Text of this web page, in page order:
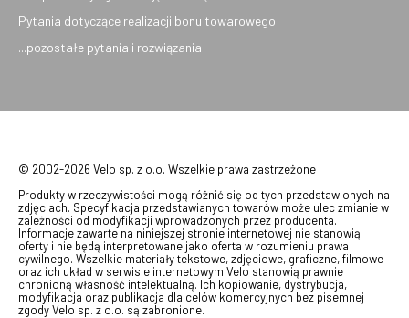
Pytania dotyczące realizacji bonu towarowego
...pozostałe pytania i rozwiązania
© 2002-2026 Velo sp. z o.o. Wszelkie prawa zastrzeżone
Produkty w rzeczywistości mogą różnić się od tych przedstawionych na
zdjęciach. Specyfikacja przedstawianych towarów może ulec zmianie w
zależności od modyfikacji wprowadzonych przez producenta.
Informacje zawarte na niniejszej stronie internetowej nie stanowią
oferty i nie będą interpretowane jako oferta w rozumieniu prawa
cywilnego. Wszelkie materiały tekstowe, zdjęciowe, graficzne, filmowe
oraz ich układ w serwisie internetowym Velo stanowią prawnie
chronioną własność intelektualną. Ich kopiowanie, dystrybucja,
modyfikacja oraz publikacja dla celów komercyjnych bez pisemnej
zgody Velo sp. z o.o. są zabronione.